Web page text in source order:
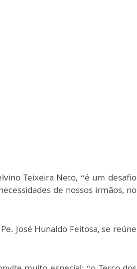
Teixeira Neto, “é um desafio
de nossos irmãos, no
José Hunaldo Feitosa, se reúne